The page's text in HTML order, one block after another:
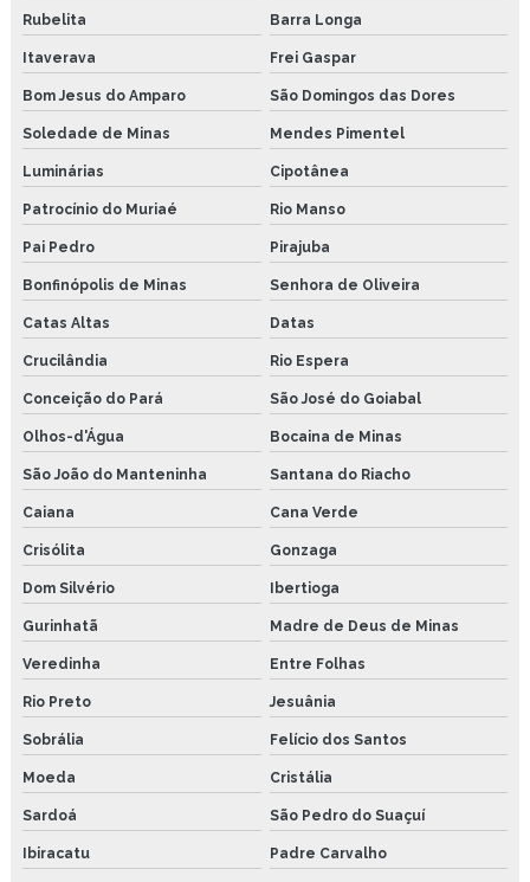
Rubelita Barra Longa
Itaverava Frei Gaspar
Bom Jesus do Amparo São Domingos das Dores
Soledade de Minas Mendes Pimentel
Luminárias Cipotânea
Patrocínio do Muriaé Rio Manso
Pai Pedro Pirajuba
Bonfinópolis de Minas Senhora de Oliveira
Catas Altas Datas
Crucilândia Rio Espera
Conceição do Pará São José do Goiabal
Olhos-d'Água Bocaina de Minas
São João do Manteninha Santana do Riacho
Caiana Cana Verde
Crisólita Gonzaga
Dom Silvério Ibertioga
Gurinhatã Madre de Deus de Minas
Veredinha Entre Folhas
Rio Preto Jesuânia
Sobrália Felício dos Santos
Moeda Cristália
Sardoá São Pedro do Suaçuí
Ibiracatu Padre Carvalho